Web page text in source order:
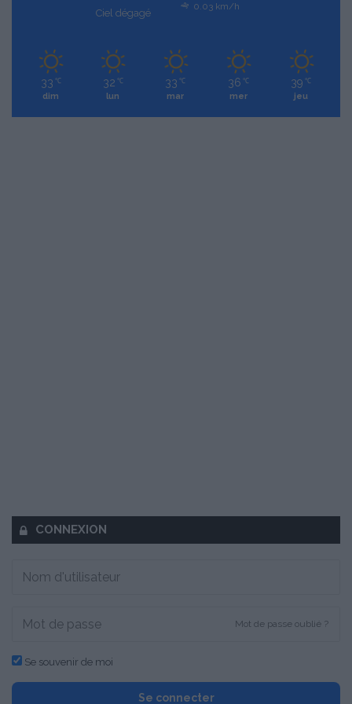
Ciel dégagé
0.03 km/h
33 ℃
dim
32 ℃
lun
33 ℃
mar
36 ℃
mer
39 ℃
jeu
CONNEXION
Mot de passe oublié ?
Se souvenir de moi
Se connecter